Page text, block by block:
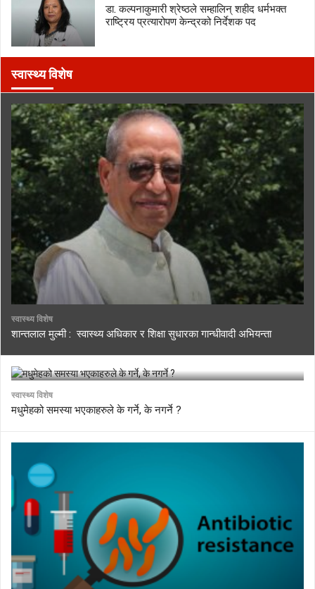
डा. कल्पनाकुमारी श्रेष्ठले सम्हालिन् शहीद धर्मभक्त
राष्ट्रिय प्रत्यारोपण केन्द्रको निर्देशक पद
स्वास्थ्य विशेष
स्वास्थ्य विशेष
शान्तलाल मुल्मी : स्वास्थ्य अधिकार र शिक्षा सुधारका गान्धीवादी अभियन्ता
स्वास्थ्य विशेष
मधुमेहको समस्या भएकाहरुले के गर्ने, के नगर्ने ?